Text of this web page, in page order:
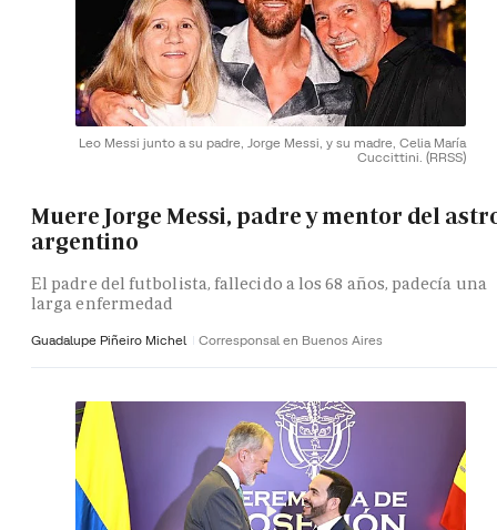
Leo Messi junto a su padre, Jorge Messi, y su madre, Celia María
Cuccittini. (RRSS)
Muere Jorge Messi, padre y mentor del
argentino
El padre del futbolista, fallecido a los 68 años, padecía una
larga enfermedad
Guadalupe Piñeiro Michel Corresponsal en Buenos Aires